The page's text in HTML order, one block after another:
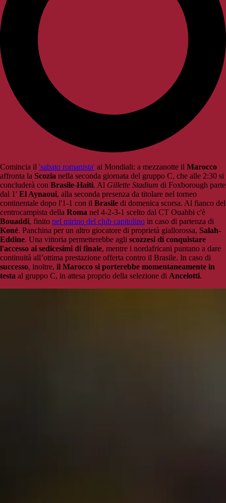
Comincia il 'sabato romanista' ai Mondiali: a mezzanotte il Marocco
affronta la Scozia nella seconda giornata del gruppo C, che alle 2:30 si
concluderà con Brasile-Haiti. Al Gillette Stadium di Foxborough parte
dal 1' El Aynaoui, alla seconda presenza da titolare nel torneo
continentale dopo l'1-1 con il Brasile di domenica scorsa. Al fianco del
centrocampista della Roma nel 4-2-3-1 scelto dal CT Ouahbi c'è
Bouaddi, finito nel mirino del club capitolino in caso di partenza di
Koné. Panchina per un altro giocatore di proprietà giallorossa, Salah-
Eddine. Una vittoria permetterebbe agli scozzesi di conquistare
l'accesso ai sedicesimi di finale, mentre i nordafricani puntano a dare
continuità all’ottima prestazione offerta contro il Brasile. In caso di
successo, inoltre, il Marocco si porterebbe momentaneamente in
testa al gruppo C, in attesa proprio della selezione di Ancelotti.